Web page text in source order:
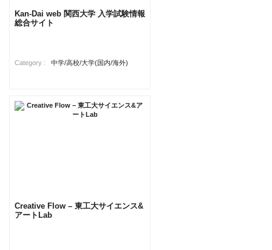
Kan-Dai web 関西大学 入学試験情報
総合サイト
Category : 中学/高校/大学(国内/海外)
Creative Flow – 東工大サイエンス&
アートLab